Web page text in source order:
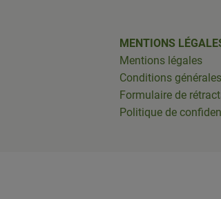
MENTIONS
Mentions légales
Conditions
Formulaire de
Politique de